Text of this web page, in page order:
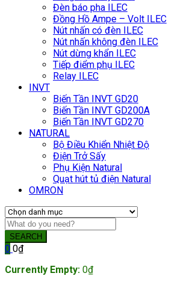
Đèn báo pha ILEC
Đồng Hồ Ampe – Volt ILEC
Nút nhấn có đèn ILEC
Nút nhấn không đèn ILEC
Nút dừng khẩn ILEC
Tiếp điểm phụ ILEC
Relay ILEC
INVT
Biến Tần INVT GD20
Biến Tần INVT GD200A
Biến Tần INVT GD270
NATURAL
Bộ Điều Khiển Nhiệt Độ
Điện Trở Sấy
Phụ Kiện Natural
Quạt hút tủ điện Natural
OMRON
SEARCH
0 0₫
Currently Empty: 0₫